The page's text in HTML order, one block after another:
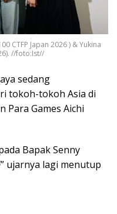
CTFP Japan 2026 ) & Yukina
//foto:Ist//
sedang
tokoh-tokoh Asia di
Para Games Aichi
Bapak Senny
ujarnya lagi menutup